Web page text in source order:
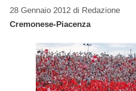
28 Gennaio 2012 di Redazione
Cremonese-Piacenza